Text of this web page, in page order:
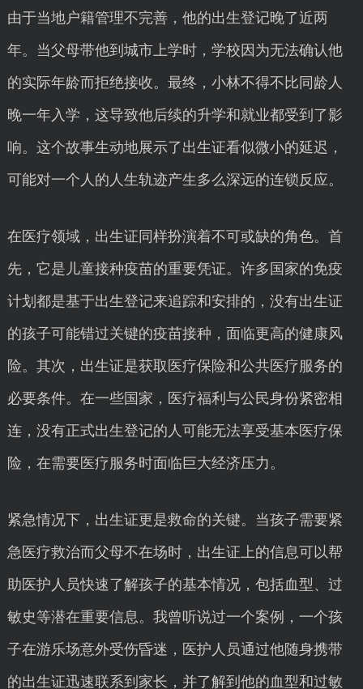
由于当地户籍管理不完善，他的出生登记晚了近两
年。当父母带他到城市上学时，学校因为无法确认他
的实际年龄而拒绝接收。最终，小林不得不比同龄人
晚一年入学，这导致他后续的升学和就业都受到了影
响。这个故事生动地展示了出生证看似微小的延迟，
可能对一个人的人生轨迹产生多么深远的连锁反应。
在医疗领域，出生证同样扮演着不可或缺的角色。首
先，它是儿童接种疫苗的重要凭证。许多国家的免疫
计划都是基于出生登记来追踪和安排的，没有出生证
的孩子可能错过关键的疫苗接种，面临更高的健康风
险。其次，出生证是获取医疗保险和公共医疗服务的
必要条件。在一些国家，医疗福利与公民身份紧密相
连，没有正式出生登记的人可能无法享受基本医疗保
险，在需要医疗服务时面临巨大经济压力。
紧急情况下，出生证更是救命的关键。当孩子需要紧
急医疗救治而父母不在场时，出生证上的信息可以帮
助医护人员快速了解孩子的基本情况，包括血型、过
敏史等潜在重要信息。我曾听说过一个案例，一个孩
子在游乐场意外受伤昏迷，医护人员通过他随身携带
的出生证迅速联系到家长，并了解到他的血型和过敏